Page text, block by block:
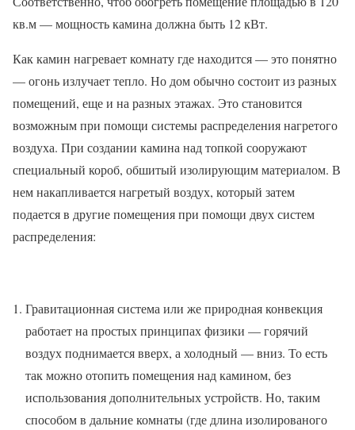
кв.м — мощность камина должна быть 12 кВт.
Как камин нагревает комнату где находится — это понятно
— огонь излучает тепло. Но дом обычно состоит из разных
помещений, еще и на разных этажах. Это становится
возможным при помощи системы распределения нагретого
воздуха. При создании камина над топкой сооружают
специальный короб, обшитый изолирующим материалом. В
нем накапливается нагретый воздух, который затем
подается в другие помещения при помощи двух систем
распределения:
Гравитационная система или же природная конвекция
работает на простых принципах физики — горячий
воздух поднимается вверх, а холодный — вниз. То есть
так можно отопить помещения над камином, без
использования дополнительных устройств. Но, таким
способом в дальние комнаты (где длина изолированого